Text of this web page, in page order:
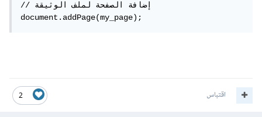
// إضافة الصفحة لملف الوثيقة
document.addPage(my_page);
2 اقتباس